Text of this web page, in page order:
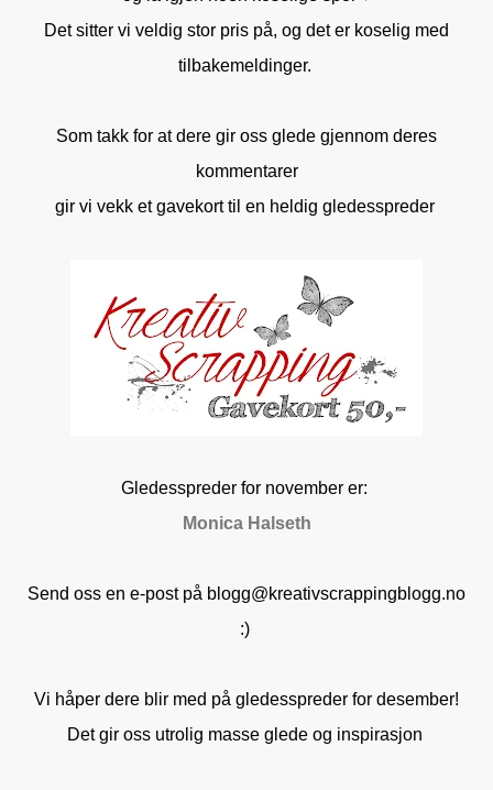
Det sitter vi veldig stor pris på, og det er koselig med
tilbakemeldinger.
Som takk for at dere gir oss glede gjennom deres
kommentarer
gir vi vekk et gavekort til en heldig gledesspreder
Gledesspreder for november er:
Monica Halseth
Send oss en e-post på blogg@kreativscrappingblogg.no
:)
Vi håper dere blir med på gledesspreder for desember!
Det gir oss utrolig masse glede og inspirasjon